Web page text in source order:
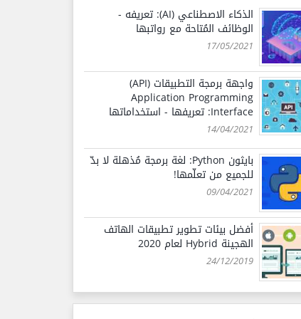
الذكاء الاصطناعي (AI): تعريفه -
الوظائف المُتاحة مع رواتبها
17/05/2021
واجهة برمجة التطبيقات (API)
Application Programming
Interface: تعريفها - استخداماتها
14/04/2021
بايثون Python: لغة برمجة مُذهلة لا بدّ
للجميع من تعلّمها!
09/04/2021
أفضل بيئات تطوير تطبيقات الهاتف
الهجينة Hybrid لعام 2020
24/12/2019